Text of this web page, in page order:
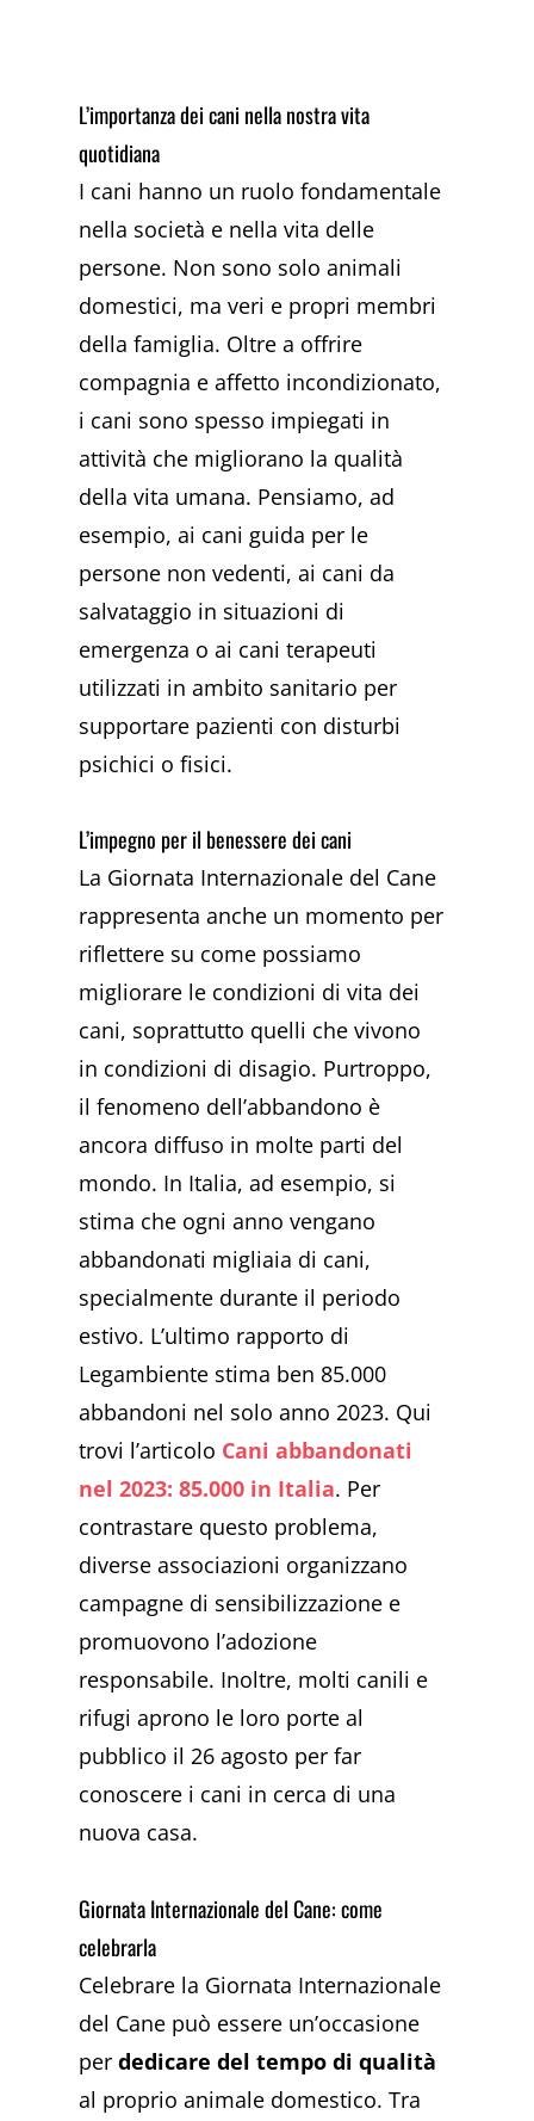
L’importanza dei cani nella nostra vita
quotidiana
I cani hanno un ruolo fondamentale
nella società e nella vita delle
persone. Non sono solo animali
domestici, ma veri e propri membri
della famiglia. Oltre a offrire
compagnia e affetto incondizionato,
i cani sono spesso impiegati in
attività che migliorano la qualità
della vita umana. Pensiamo, ad
esempio, ai cani guida per le
persone non vedenti, ai cani da
salvataggio in situazioni di
emergenza o ai cani terapeuti
utilizzati in ambito sanitario per
supportare pazienti con disturbi
psichici o fisici.
L’impegno per il benessere dei cani
La Giornata Internazionale del Cane
rappresenta anche un momento per
riflettere su come possiamo
migliorare le condizioni di vita dei
cani, soprattutto quelli che vivono
in condizioni di disagio. Purtroppo,
il fenomeno dell’abbandono è
ancora diffuso in molte parti del
mondo. In Italia, ad esempio, si
stima che ogni anno vengano
abbandonati migliaia di cani,
specialmente durante il periodo
estivo. L’ultimo rapporto di
Legambiente stima ben 85.000
abbandoni nel solo anno 2023. Qui
trovi l’articolo Cani abbandonati
nel 2023: 85.000 in Italia. Per
contrastare questo problema,
diverse associazioni organizzano
campagne di sensibilizzazione e
promuovono l’adozione
responsabile. Inoltre, molti canili e
rifugi aprono le loro porte al
pubblico il 26 agosto per far
conoscere i cani in cerca di una
nuova casa.
Giornata Internazionale del Cane: come
celebrarla
Celebrare la Giornata Internazionale
del Cane può essere un’occasione
perdedicare del tempo di qualità
al proprio animale domestico. Tra